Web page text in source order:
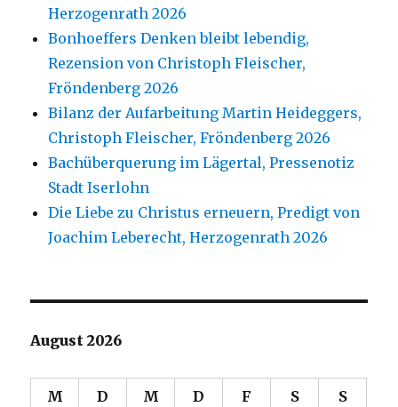
Herzogenrath 2026
Bonhoeffers Denken bleibt lebendig,
Rezension von Christoph Fleischer,
Fröndenberg 2026
Bilanz der Aufarbeitung Martin Heideggers,
Christoph Fleischer, Fröndenberg 2026
Bachüberquerung im Lägertal, Pressenotiz
Stadt Iserlohn
Die Liebe zu Christus erneuern, Predigt von
Joachim Leberecht, Herzogenrath 2026
August 2026
M D M D F S S